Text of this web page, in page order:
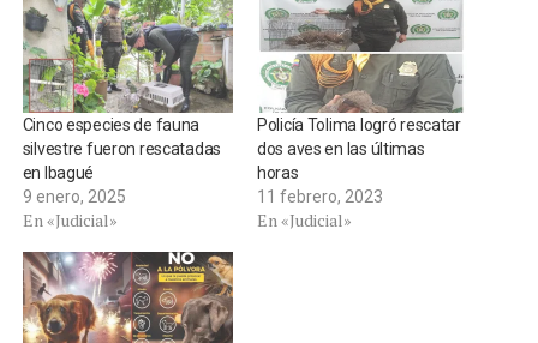
Cinco especies de fauna
silvestre fueron rescatadas
en Ibagué
9 enero, 2025
En «Judicial»
Policía Tolima logró rescatar
dos aves en las últimas
horas
11 febrero, 2023
En «Judicial»